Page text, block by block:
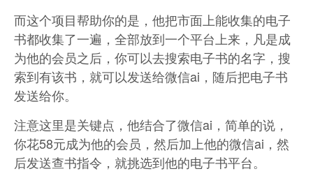
而这个项目帮助你的是，他把市面上能收集的电子
书都收集了一遍，全部放到一个平台上来，凡是成
为他的会员之后，你可以去搜索电子书的名字，搜
索到有该书，就可以发送给微信ai，随后把电子书
发送给你。
注意这里是关键点，他结合了微信ai，简单的说，
你花58元成为他的会员，然后加上他的微信ai，然
后发送查书指令，就挑选到他的电子书平台。